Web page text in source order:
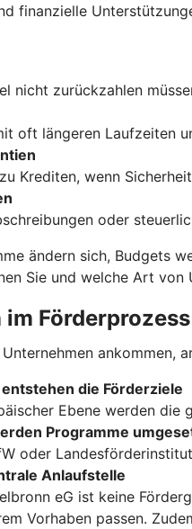
finanzielle
nicht zurückzahlen
oft längeren Laufzeiten
Krediten, wenn
oder
ändern sich, Budgets
Sie und welche Art
Förderprozess
ankommen,
entstehen die Förderziele
Ebene werden
Programme
oder
Anlaufstelle
eG ist keine
Vorhaben passen.